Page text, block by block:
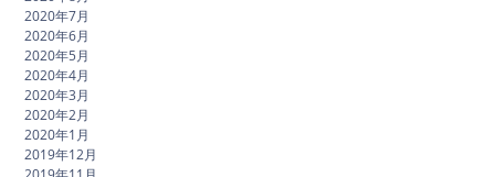
2020年7月
2020年6月
2020年5月
2020年4月
2020年3月
2020年2月
2020年1月
2019年12月